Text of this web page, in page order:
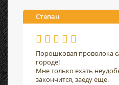
Степан
Порошковая проволока
городе!
Мне только ехать
закончится, заеду еще.